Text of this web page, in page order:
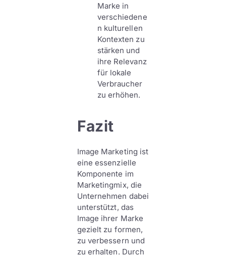
Marke in
verschiedene
n kulturellen
Kontexten zu
stärken und
ihre Relevanz
für lokale
Verbraucher
zu erhöhen.
Fazit
Image Marketing ist
eine essenzielle
Komponente im
Marketingmix, die
Unternehmen dabei
unterstützt, das
Image ihrer Marke
gezielt zu formen,
zu verbessern und
zu erhalten. Durch